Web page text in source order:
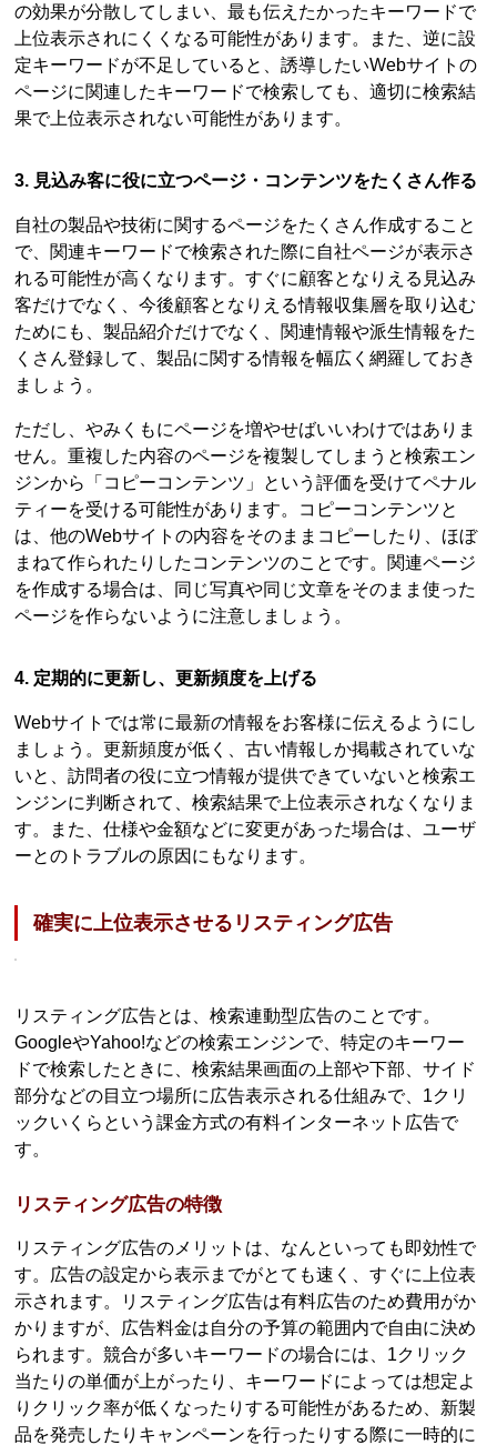
の効果が分散してしまい、最も伝えたかったキーワードで
上位表示されにくくなる可能性があります。また、逆に設
定キーワードが不足していると、誘導したいWebサイトの
ページに関連したキーワードで検索しても、適切に検索結
果で上位表示されない可能性があります。
3. 見込み客に役に立つページ・コンテンツをたくさん作る
自社の製品や技術に関するページをたくさん作成すること
で、関連キーワードで検索された際に自社ページが表示さ
れる可能性が高くなります。すぐに顧客となりえる見込み
客だけでなく、今後顧客となりえる情報収集層を取り込む
ためにも、製品紹介だけでなく、関連情報や派生情報をた
くさん登録して、製品に関する情報を幅広く網羅しておき
ましょう。
ただし、やみくもにページを増やせばいいわけではありま
せん。重複した内容のページを複製してしまうと検索エン
ジンから「コピーコンテンツ」という評価を受けてペナル
ティーを受ける可能性があります。コピーコンテンツと
は、他のWebサイトの内容をそのままコピーしたり、ほぼ
まねて作られたりしたコンテンツのことです。関連ページ
を作成する場合は、同じ写真や同じ文章をそのまま使った
ページを作らないように注意しましょう。
4. 定期的に更新し、更新頻度を上げる
Webサイトでは常に最新の情報をお客様に伝えるようにし
ましょう。更新頻度が低く、古い情報しか掲載されていな
いと、訪問者の役に立つ情報が提供できていないと検索エ
ンジンに判断されて、検索結果で上位表示されなくなりま
す。また、仕様や金額などに変更があった場合は、ユーザ
ーとのトラブルの原因にもなります。
確実に上位表示させるリスティング広告
リスティング広告とは、検索連動型広告のことです。
GoogleやYahoo!などの検索エンジンで、特定のキーワー
ドで検索したときに、検索結果画面の上部や下部、サイド
部分などの目立つ場所に広告表示される仕組みで、1クリ
ックいくらという課金方式の有料インターネット広告で
す。
リスティング広告の特徴
リスティング広告のメリットは、なんといっても即効性で
す。広告の設定から表示までがとても速く、すぐに上位表
示されます。リスティング広告は有料広告のため費用がか
かりますが、広告料金は自分の予算の範囲内で自由に決め
られます。競合が多いキーワードの場合には、1クリック
当たりの単価が上がったり、キーワードによっては想定よ
りクリック率が低くなったりする可能性があるため、新製
品を発売したりキャンペーンを行ったりする際に一時的に